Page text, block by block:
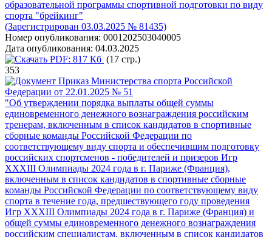
образовательной программы спортивной подготовки по виду
спорта "брейкинг"
(Зарегистрирован 03.03.2025 № 81435)
Номер опубликования: 0001202503040005
Дата опубликования: 04.03.2025
PDF: 817 Кб (17 стр.)
353
Приказ Министерства спорта Российской
Федерации от 22.01.2025 № 51
"Об утверждении порядка выплаты общей суммы
единовременного денежного вознаграждения российским
тренерам, включенным в список кандидатов в спортивные
сборные команды Российской Федерации по
соответствующему виду спорта и обеспечившим подготовку
российских спортсменов - победителей и призеров Игр
XXXIII Олимпиады 2024 года в г. Париже (Франция),
включенным в список кандидатов в спортивные сборные
команды Российской Федерации по соответствующему виду
спорта в течение года, предшествующего году проведения
Игр XXXIII Олимпиады 2024 года в г. Париже (Франция) и
общей суммы единовременного денежного вознаграждения
российским специалистам, включенным в список кандидатов